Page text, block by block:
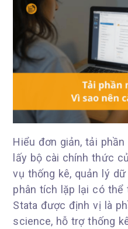
Hiểu đơn giản, tải
lấy bộ cài chính thức
vụ thống kê, quản lý
phân tích lặp lại có thể
Stata được định vị là
science, hỗ trợ thống